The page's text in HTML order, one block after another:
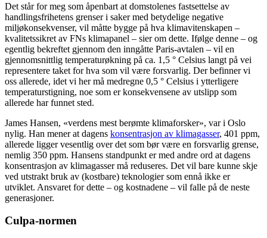
Det står for meg som åpenbart at domstolenes fastsettelse av
handlingsfrihetens grenser i saker med betydelige negative
miljøkonsekvenser, vil måtte bygge på hva klimavitenskapen –
kvalitetssikret av FNs klimapanel – sier om dette. Ifølge denne – og
egentlig bekreftet gjennom den inngåtte Paris-avtalen – vil en
gjennomsnittlig temperaturøkning på ca. 1,5 ° Celsius langt på vei
representere taket for hva som vil være forsvarlig. Der befinner vi
oss allerede, idet vi her må medregne 0,5 ° Celsius i ytterligere
temperaturstigning, noe som er konsekvensene av utslipp som
allerede har funnet sted.
James Hansen, «verdens mest berømte klimaforsker», var i Oslo
nylig. Han mener at dagens konsentrasjon av klimagasser, 401 ppm,
allerede ligger vesentlig over det som bør være en forsvarlig grense,
nemlig 350 ppm. Hansens standpunkt er med andre ord at dagens
konsentrasjon av klimagasser må reduseres. Det vil bare kunne skje
ved utstrakt bruk av (kostbare) teknologier som ennå ikke er
utviklet. Ansvaret for dette – og kostnadene – vil falle på de neste
generasjoner.
Culpa-normen